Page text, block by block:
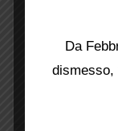
Da
dismesso,